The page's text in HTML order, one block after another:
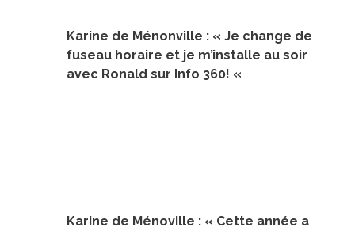
Karine de Ménonville : « Je change de
fuseau horaire et je m’installe au soir
avec Ronald sur Info 360! «
Karine de Ménoville : « Cette année a